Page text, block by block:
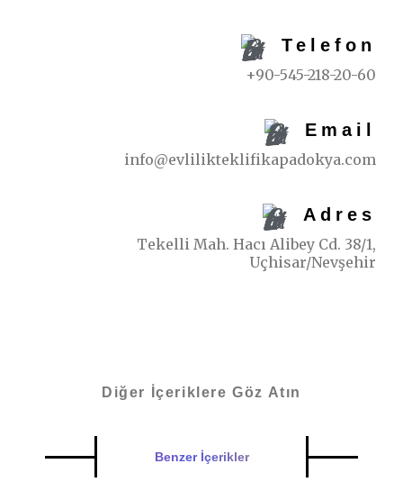
Telefon
+90-545-218-20-60
Email
info@evlilikteklifikapadokya.com
Adres
Tekelli Mah. Hacı Alibey Cd. 38/1,
Uçhisar/Nevşehir
Diğer İçeriklere Göz Atın
Benzer İçerikler